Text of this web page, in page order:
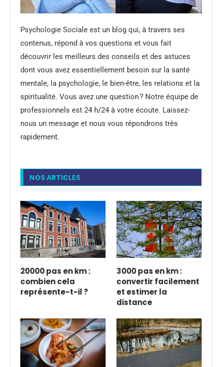
Psychologie Sociale est un blog qui, à travers ses
contenus, répond à vos questions et vous fait
découvrir les meilleurs des conseils et des astuces
dont vous avez essentiellement besoin sur la santé
mentale, la psychologie, le bien-être, les relations et la
spiritualité. Vous avez une question ? Notre équipe de
professionnels est 24 h/24 à votre écoute. Laissez-
nous un message et nous vous répondrons très
rapidement.
NOS ARTICLES
20000 pas en km :
combien cela
représente-t-il ?
3000 pas en km :
convertir facilement
et estimer la
distance